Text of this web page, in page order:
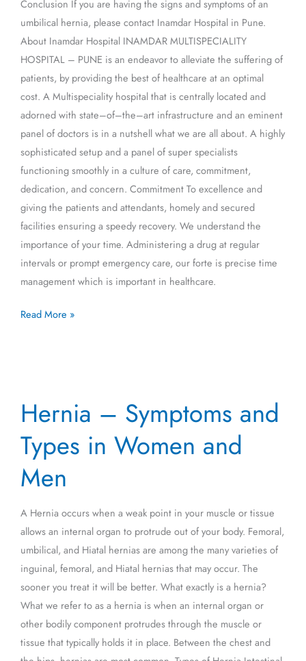
Conclusion If you are having the signs and symptoms of an
umbilical hernia, please contact Inamdar Hospital in Pune.
About Inamdar Hospital INAMDAR MULTISPECIALITY
HOSPITAL – PUNE is an endeavor to alleviate the suffering of
patients, by providing the best of healthcare at an optimal
cost. A Multispeciality hospital that is centrally located and
adorned with state–of–the–art infrastructure and an eminent
panel of doctors is in a nutshell what we are all about. A highly
sophisticated setup and a panel of super specialists
functioning smoothly in a culture of care, commitment,
dedication, and concern. Commitment To excellence and
giving the patients and attendants, homely and secured
facilities ensuring a speedy recovery. We understand the
importance of your time. Administering a drug at regular
intervals or prompt emergency care, our forte is precise time
management which is important in healthcare.
Read More »
Hernia – Symptoms and
Types in Women and
Men
A Hernia occurs when a weak point in your muscle or tissue
allows an internal organ to protrude out of your body. Femoral,
umbilical, and Hiatal hernias are among the many varieties of
inguinal, femoral, and Hiatal hernias that may occur. The
sooner you treat it will be better. What exactly is a hernia?
What we refer to as a hernia is when an internal organ or
other bodily component protrudes through the muscle or
tissue that typically holds it in place. Between the chest and
–
and
Types
in
and
Men